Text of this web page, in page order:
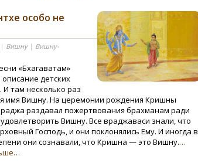
особо не
| Вишну | Вишну-
«Бхагаватам»
детских
там несколько раз
имя Вишну. На церемонии рождения Кришны
раздавал пожертвования брахманам ради
Вишну. Все враджаваси знали, что
Господь, и они поклонялись Ему. И иногда в
они сознавали, что Кришна — это Вишну.…